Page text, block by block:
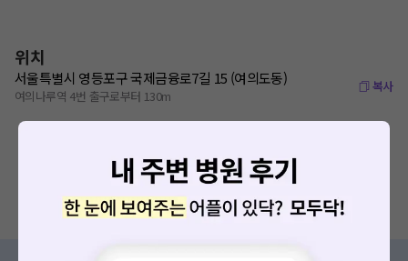
위치
서울특별시 영등포구 국제금융로7길 15 (여의도동)
여의나루역 4번 출구로부터 130m
복사